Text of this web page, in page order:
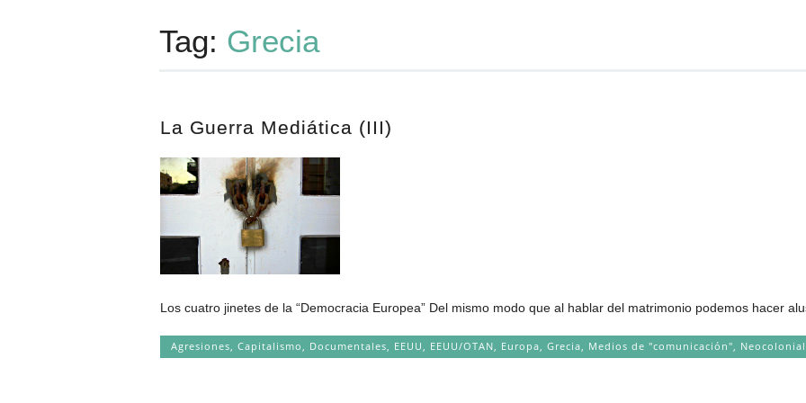
Tag: Grecia
La Guerra Mediática (III)
Los cuatro jinetes de la “Democracia Europea” Del mismo modo que al hablar del matrimonio podemos hacer
Agresiones,Capitalismo, Documentales, EEUU, EEUU/OTAN, Europa,Grecia, Medios de "comunicación",